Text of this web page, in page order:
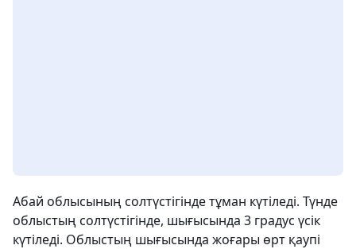
Абай облысының солтүстігінде тұман күтіледі. Түнде
облыстың солтүстігінде, шығысында 3 градус үсік
күтіледі. Облыстың шығысында жоғары өрт қаупі